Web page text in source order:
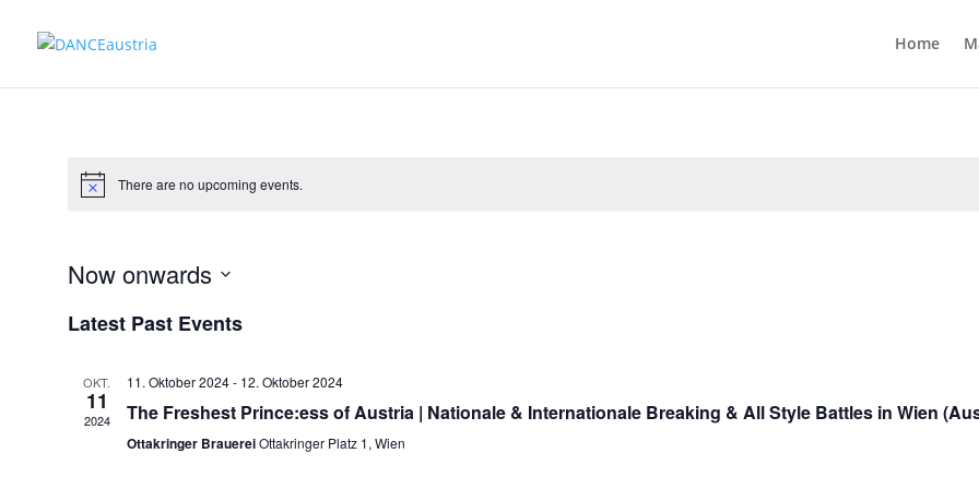
Home
There are no upcoming events.
Now onwards
date.
Latest Past Events
OKT.
11
2024
11. Oktober 2024- 12. Oktober 2024
The Freshest Prince:ess of Austria | Nationale & Internationale Breaking & All Style Battles in Wien
Ottakringer BrauereiOttakringer Platz 1, Wien